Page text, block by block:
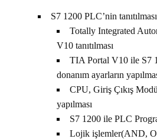
S7 1200 PLC’nin tanıtılması
Totally Integrated
V10 tanıtılması
TIA Portal V10 ile S7
donanım ayarların
CPU, Giriş Çıkış
yapılması
S7 1200 ile PLC
Lojik işlemler(AND,